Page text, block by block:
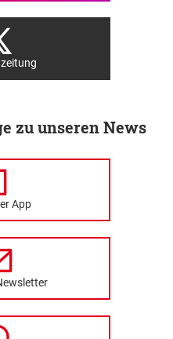
zu unseren News
App